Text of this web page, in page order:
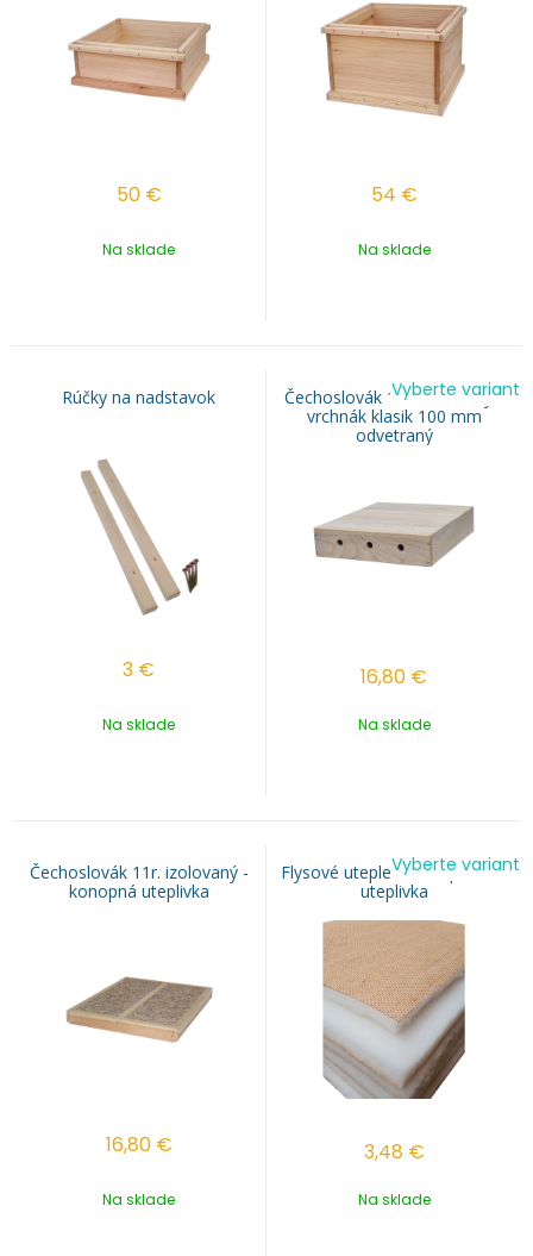
50 €
Na sklade
54 €
Na sklade
Rúčky na nadstavok
3 €
Na sklade
Čechoslovák 11r. izolovaný -
vrchnák klasik 100 mm
odvetraný
16,80 €
Vyberte variant
Na sklade
Čechoslovák 11r. izolovaný -
konopná uteplivka
16,80 €
Na sklade
Flysové uteplenie stropu úľa -
uteplivka
3,48 €
Vyberte variant
Na sklade